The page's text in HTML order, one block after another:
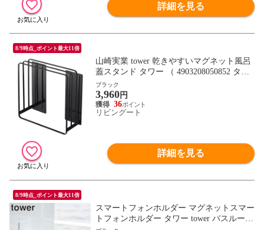
詳細を見る
8/9時点_ポイント最大11倍
山崎実業 tower 乾きやすいマグネット風呂
蓋スタンド タワー （ 4903208050852 タワ
ーシリーズ マグネット 風呂ふたスタンド
風呂ふた 風呂蓋 収納 風呂フタ 風呂ふたホ
ルダー 風呂蓋ラック ホルダー ） 【ブラッ
ク】
ブラック
3,960円
36
リビングート
詳細を見る
8/9時点_ポイント最大11倍
スマートフォンホルダー マグネットスマー
トフォンホルダー タワー tower バスルーム